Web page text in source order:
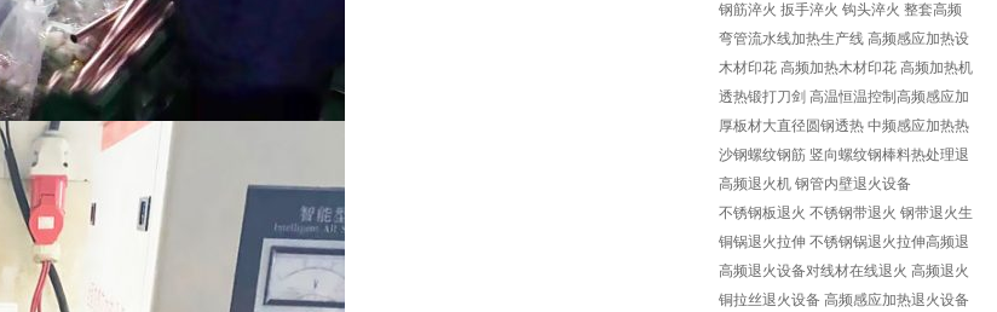
钢筋淬火 扳手淬火 钩头淬火 整套高频
感应加热淬火设备
弯管流水线加热生产线 高频感应加热设
备非标定制
木材印花 高频加热木材印花 高频加热机
透热锻打刀剑 高温恒温控制高频感应加
热设备
厚板材大直径圆钢透热 中频感应加热热
弯热锻设备
沙钢螺纹钢筋 竖向螺纹钢棒料热处理退
火机 超音频加热机
高频退火机 钢管内壁退火设备
不锈钢板退火 不锈钢带退火 钢带退火生
产线设计制造
铜锅退火拉伸 不锈钢锅退火拉伸高频退
火机
高频退火设备对线材在线退火 高频退火
生产线制作
铜拉丝退火设备 高频感应加热退火设备